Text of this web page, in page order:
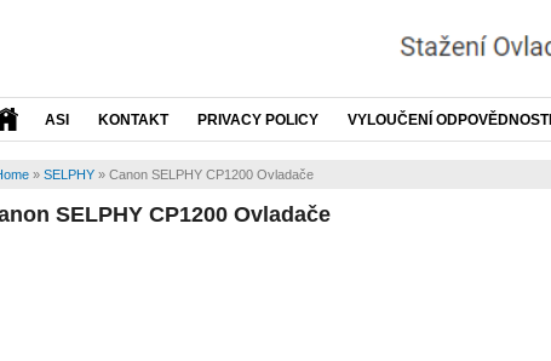
ASI KONTAKT PRIVACY POLICY VYLOUČENÍ ODPOVĚDNOSTI
» SELPHY » Canon SELPHY CP1200 Ovladače
SELPHY CP1200 Ovladače